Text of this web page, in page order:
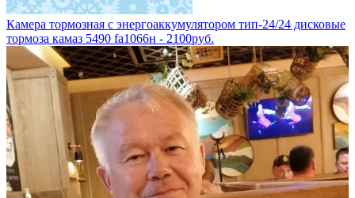
Камера тормозная с энергоаккумулятором тип-24/24 дисковые
тормоза камаз 5490 fa1066н - 2100руб.